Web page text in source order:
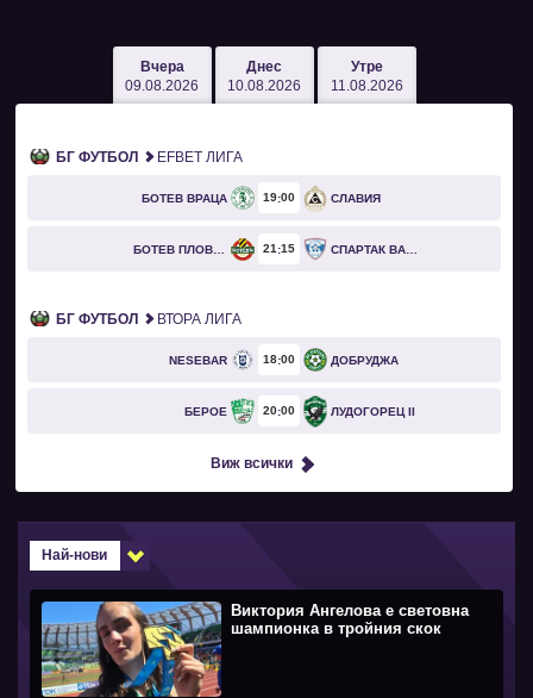
Вчера
09.08.2026
Днес
10.08.2026
Утре
11.08.2026
БГ ФУТБОЛ EFBET ЛИГА
БОТЕВ ВРАЦА 19 00 СЛАВИЯ
БОТЕВ ПЛОВДИВ 21 15 СПАРТАК ВАРНА
БГ ФУТБОЛ ВТОРА ЛИГА
NESEBAR 18 00 ДОБРУДЖА
БЕРОЕ 20 00 ЛУДОГОРЕЦ II
Виж всички
Най-нови
Виктория Ангелова е световна
шампионка в тройния скок